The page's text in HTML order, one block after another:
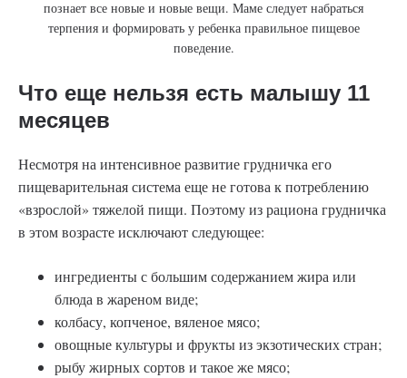
познает все новые и новые вещи. Маме следует набраться
терпения и формировать у ребенка правильное пищевое
поведение.
Что еще нельзя есть малышу 11
месяцев
Несмотря на интенсивное развитие грудничка его
пищеварительная система еще не готова к потреблению
«взрослой» тяжелой пищи. Поэтому из рациона грудничка
в этом возрасте исключают следующее:
ингредиенты с большим содержанием жира или
блюда в жареном виде;
колбасу, копченое, вяленое мясо;
овощные культуры и фрукты из экзотических стран;
рыбу жирных сортов и такое же мясо;